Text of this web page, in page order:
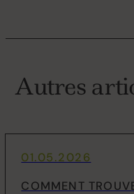
Autres
01.05.2026
COMMENT